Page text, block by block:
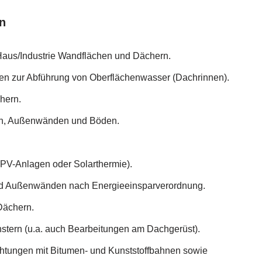
Industrie Wandflächen und Dächern.
zur Abführung von Oberflächenwasser (Dachrinnen).
Außenwänden und Böden.
Anlagen oder Solarthermie).
Außenwänden nach Energieeinsparverordnung.
(u.a. auch Bearbeitungen am Dachgerüst).
mit Bitumen- und Kunststoffbahnen sowie